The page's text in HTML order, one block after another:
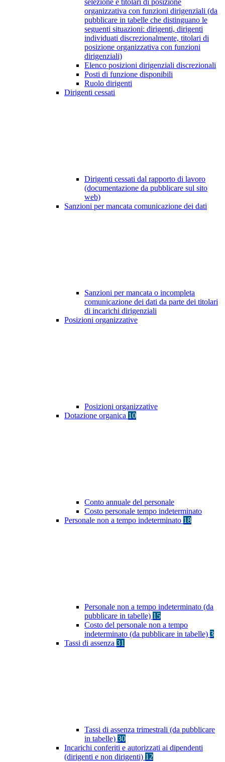
selezione e titolari di posizione
organizzativa con funzioni dirigenziali (da
pubblicare in tabelle che distinguano le
seguenti situazioni: dirigenti, dirigenti
individuati discrezionalmente, titolari di
posizione organizzativa con funzioni
dirigenziali)
Elenco posizioni dirigenziali discrezionali
Posti di funzione disponibili
Ruolo dirigenti
Dirigenti cessati
Dirigenti cessati dal rapporto di lavoro
(documentazione da pubblicare sul sito
web)
Sanzioni per mancata comunicazione dei dati
Sanzioni per mancata o incompleta
comunicazione dei dati da parte dei titolari
di incarichi dirigenziali
Posizioni organizzative
Posizioni organizzative
Dotazione organica 10
Conto annuale del personale
Costo personale tempo indeterminato
Personale non a tempo indeterminato 18
Personale non a tempo indeterminato (da
pubblicare in tabelle) 15
Costo del personale non a tempo
indeterminato (da pubblicare in tabelle) 3
Tassi di assenza 31
Tassi di assenza trimestrali (da pubblicare
in tabelle) 30
Incarichi conferiti e autorizzati ai dipendenti
(dirigenti e non dirigenti) 12